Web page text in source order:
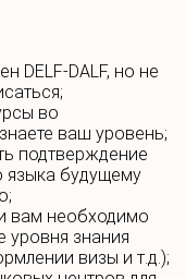
DELF-DALF, но не
во
ваш уровень;
подтверждение
языка будущему
вам необходимо
уровня знания
визы и т.д.);